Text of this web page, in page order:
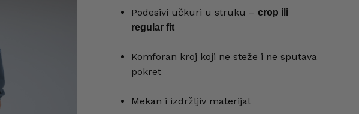
Podesivi učkuri u struku – crop ili
regular fit
Komforan kroj koji ne steže i ne sputava
pokret
Mekan i izdržljiv materijal